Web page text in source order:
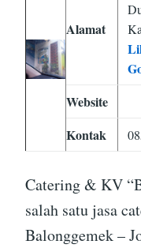
Alamat
Website
Kontak
Catering & KV
salah satu jasa
Balonggemek –